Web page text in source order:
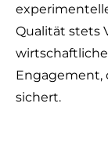
Qualität stets
Engagement,
sichert.